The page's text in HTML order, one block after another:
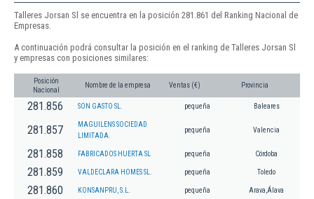
Talleres Jorsan Sl se encuentra en la posición 281.861 del Ranking Nacional de
Empresas.
A continuación podrá consultar la posición en el ranking de Talleres Jorsan Sl
y empresas con posiciones similares:
Posición
Nacional
Nombre de la empresa Ventas (€) Provincia
281.856 SON GASTO SL. pequeña Baleares
281.857
MAGUILENS SOCIEDAD
LIMITADA.
pequeña Valencia
281.858 FABRICADOS HUERTA SL pequeña Córdoba
281.859 VALDECLARA HOMES SL. pequeña Toledo
281.860 KONSANPRU, S.L. pequeña Arava,Álava